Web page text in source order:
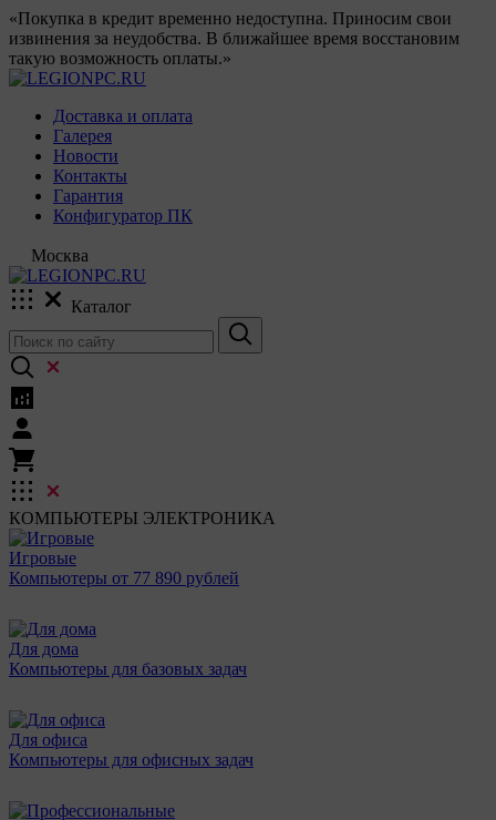
«Покупка в кредит временно недоступна. Приносим свои
извинения за неудобства. В ближайшее время восстановим
такую возможность оплаты.»
Доставка и оплата
Галерея
Новости
Контакты
Гарантия
Конфигуратор ПК
Москва
Каталог
КОМПЬЮТЕРЫ ЭЛЕКТРОНИКА
Игровые
Компьютеры от 77 890 рублей
Для дома
Компьютеры для базовых задач
Для офиса
Компьютеры для офисных задач